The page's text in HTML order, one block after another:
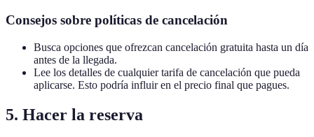
Consejos sobre políticas de cancelación
Busca opciones que ofrezcan cancelación gratuita hasta un día
antes de la llegada.
Lee los detalles de cualquier tarifa de cancelación que pueda
aplicarse. Esto podría influir en el precio final que pagues.
5. Hacer la reserva